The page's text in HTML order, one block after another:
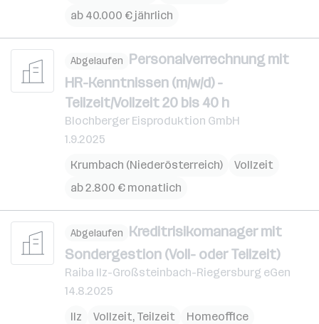
ab 40.000 € jährlich
Abgelaufen Personalverrechnung mit
HR-Kenntnissen (m/w/d) -
Teilzeit/Vollzeit 20 bis 40 h
Blochberger Eisproduktion GmbH
1.9.2025
Krumbach (Niederösterreich)
Vollzeit
ab 2.800 € monatlich
Abgelaufen Kreditrisikomanager mit
Sondergestion (Voll- oder Teilzeit)
Raiba Ilz-Großsteinbach-Riegersburg eGen
14.8.2025
Ilz
Vollzeit, Teilzeit
Homeoffice